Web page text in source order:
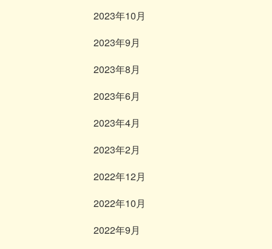
2023年10月
2023年9月
2023年8月
2023年6月
2023年4月
2023年2月
2022年12月
2022年10月
2022年9月